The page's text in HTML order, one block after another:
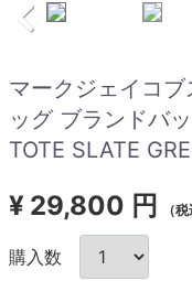
マークジェイコ
ッグ ブランドバ
TOTE SLATE
¥ 29,800 円 （税
購入数